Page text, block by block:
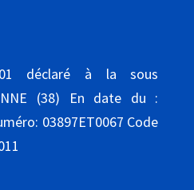
déclaré à la sous
(38) En date du :
03897ET0067 Code